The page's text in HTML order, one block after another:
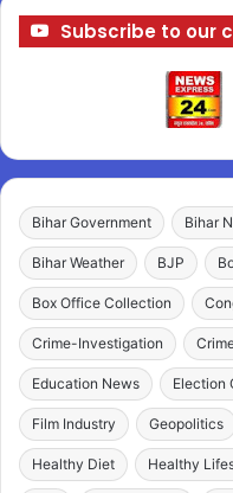
Subscribe to our
Bihar Government Bihar
Bihar Weather BJP
Box Office Collection
Crime-Investigation
Education News Election
Film Industry Geopolitics
Healthy Diet Healthy